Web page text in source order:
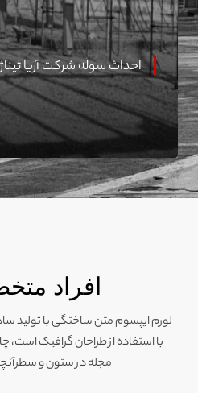
احداث سوله شرکت آریا
افراد
لورم ایپسوم متن ساختگی با تولید
با استفاده از طراحان گرافیک است،
مجله در ستون و